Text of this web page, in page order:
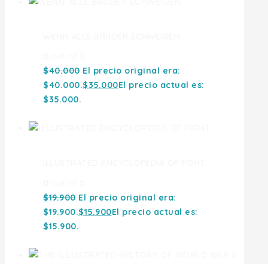
$40.000 El precio original era:
$40.000.$35.000El precio actual es:
$35.000.
$19.900 El precio original era:
$19.900.$15.900El precio actual es:
$15.900.